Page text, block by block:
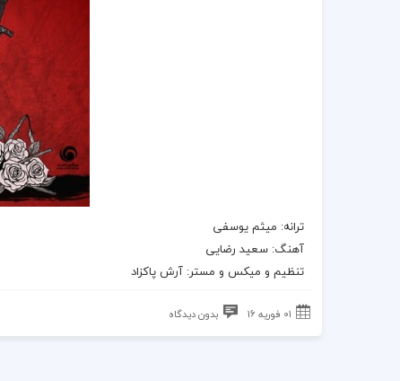
ترانه: میثم یوسفی
آهنگ: سعید رضایی
تنظیم و میکس و مستر: آرش پاکزاد
01 فوریه 16 بدون دیدگاه